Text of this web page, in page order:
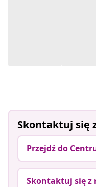
Skontaktuj się
Przejdź do
Skontaktuj się z